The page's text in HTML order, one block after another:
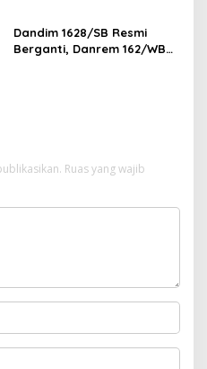
Dandim 1628/SB Resmi
Berganti, ​Danrem 162/WB
Ruas yang wajib